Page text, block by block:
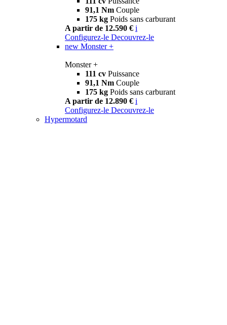
91,1 Nm Couple
175 kg Poids sans carburant
A partir de 12.590 € i
Configurez-le Decouvrez-le
new Monster +
Monster +
111 cv Puissance
91,1 Nm Couple
175 kg Poids sans carburant
A partir de 12.890 € i
Configurez-le Decouvrez-le
Hypermotard